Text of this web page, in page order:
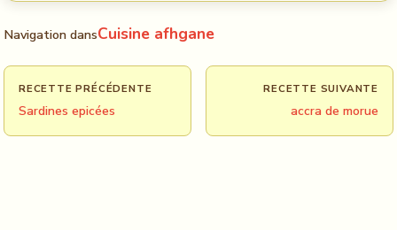
Navigation dansCuisine afhgane
RECETTE PRÉCÉDENTE
Sardines epicées
RECETTE SUIVANTE
accra de morue